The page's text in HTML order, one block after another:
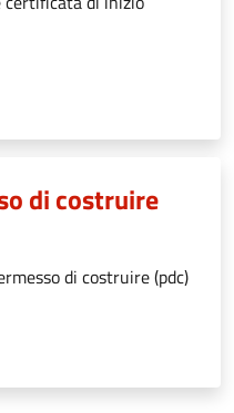
di costruire
di costruire (pdc)